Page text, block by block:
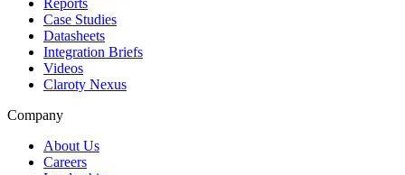
Case Studies
Datasheets
Integration Briefs
Videos
Claroty Nexus
Company
About Us
Careers